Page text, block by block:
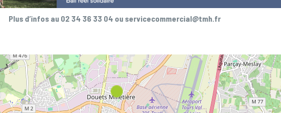
Plus d’infos au 02 34 36 33 04 ou servicecommercial@tmh.fr